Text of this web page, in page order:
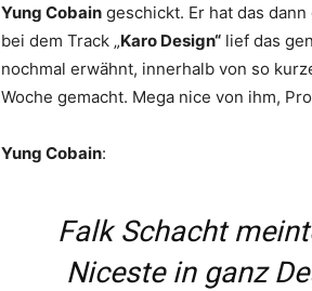
Yung Cobain geschickt. Er hat das
bei dem Track „Karo Design“ lief das
nochmal erwähnt, innerhalb von so
Woche gemacht. Mega nice von ihm,
Yung Cobain:
Falk Schacht
Niceste in ganz